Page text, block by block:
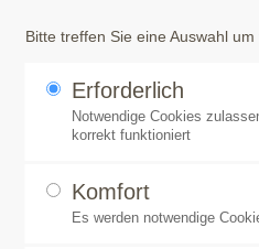
Produkte Speick-Pflanze
Speick Thermal
Bitte treffen Sie eine Auswahl
Erforderlich
Notwendige Cookies
korrekt funktioniert
Komfort
Es werden notwendige